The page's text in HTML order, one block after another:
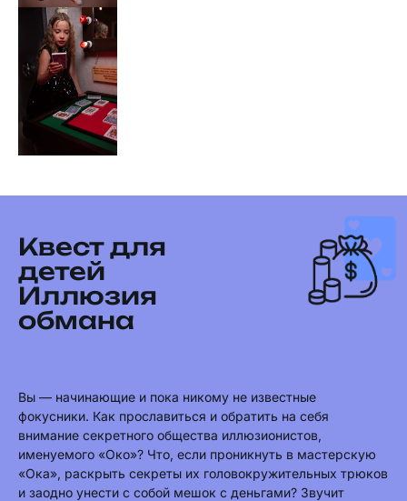
Квест для
детей
Иллюзия
обмана
Вы — начинающие и пока никому не известные
фокусники. Как прославиться и обратить на себя
внимание секретного общества иллюзионистов,
именуемого «Око»? Что, если проникнуть в мастерскую
«Ока», раскрыть секреты их головокружительных трюков
и заодно унести с собой мешок с деньгами? Звучит